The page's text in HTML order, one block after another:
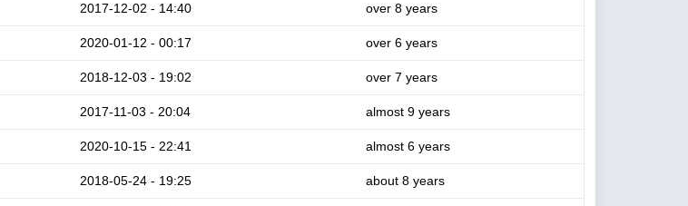
2017-12-02 - 14:40 over 8 years
2020-01-12 - 00:17 over 6 years
2018-12-03 - 19:02 over 7 years
2017-11-03 - 20:04 almost 9 years
2020-10-15 - 22:41 almost 6 years
2018-05-24 - 19:25 about 8 years